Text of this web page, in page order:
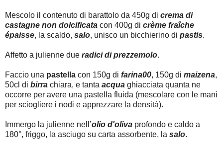
Mescolo il contenuto di barattolo da 450g di crema di
castagne non dolcificata con 400g di crème fraîche
épaisse, la scaldo, salo, unisco un bicchierino di pastis.
Affetto a julienne due radici di prezzemolo.
Faccio una pastella con 150g di farina00, 150g di maizena,
50cl di birra chiara, e tanta acqua ghiacciata quanta ne
occorre per avere una pastella fluida (mescolare con le mani
per sciogliere i nodi e apprezzare la densità).
Immergo la julienne nell’olio d'oliva profondo e caldo a
180°, friggo, la asciugo su carta assorbente, la salo.